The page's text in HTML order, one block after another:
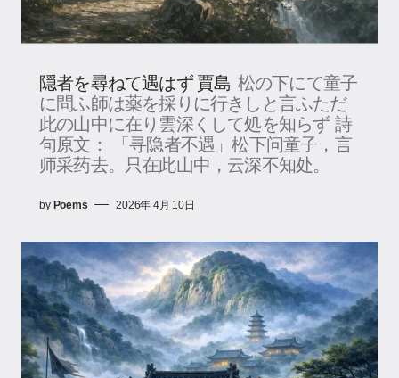
隠者を尋ねて遇はず 賈島 松の下にて童子
に問ふ師は薬を採りに行きしと言ふただ
此の山中に在り雲深くして処を知らず 詩
句原文： 「寻隐者不遇」松下问童子，言
师采药去。只在此山中，云深不知处。
by Poems 2026年 4月 10日